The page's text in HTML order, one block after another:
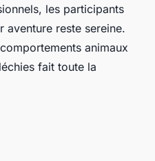
les participants
aventure reste sereine.
animaux
fait toute la